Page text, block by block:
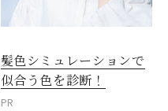
髪色シミュレーションで
似合う色を診断！
PR